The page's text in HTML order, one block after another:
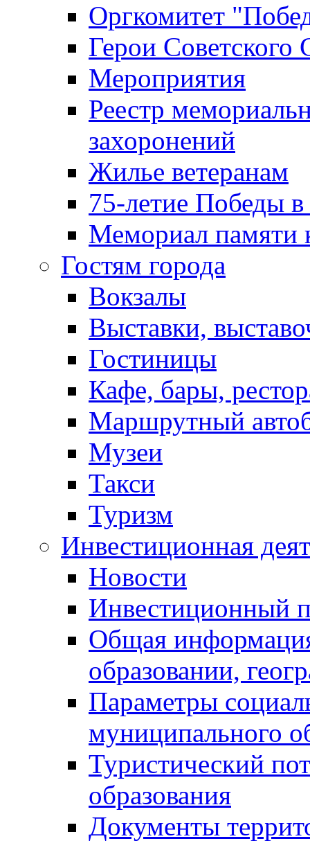
Оргкомитет
Герои Советского
Мероприятия
Реестр
захоронений
Жилье ветеранам
75-летие Победы
Мемориал памяти
Гостям города
Вокзалы
Выставки,
Гостиницы
Кафе, бары,
Маршрутный
Музеи
Такси
Туризм
Инвестиционная
Новости
Инвестиционный
Общая
образовании,
Параметры
муниципального
Туристический
образования
Документы